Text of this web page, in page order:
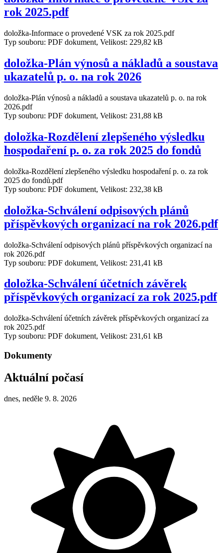
rok 2025.pdf
doložka-Informace o provedené VSK za rok 2025.pdf
Typ souboru: PDF dokument, Velikost: 229,82 kB
doložka-Plán výnosů a nákladů a soustava
ukazatelů p. o. na rok 2026
doložka-Plán výnosů a nákladů a soustava ukazatelů p. o. na rok
2026.pdf
Typ souboru: PDF dokument, Velikost: 231,88 kB
doložka-Rozdělení zlepšeného výsledku
hospodaření p. o. za rok 2025 do fondů
doložka-Rozdělení zlepšeného výsledku hospodaření p. o. za rok
2025 do fondů.pdf
Typ souboru: PDF dokument, Velikost: 232,38 kB
doložka-Schválení odpisových plánů
příspěvkových organizací na rok 2026.pdf
doložka-Schválení odpisových plánů příspěvkových organizací na
rok 2026.pdf
Typ souboru: PDF dokument, Velikost: 231,41 kB
doložka-Schválení účetních závěrek
příspěvkových organizací za rok 2025.pdf
doložka-Schválení účetních závěrek příspěvkových organizací za
rok 2025.pdf
Typ souboru: PDF dokument, Velikost: 231,61 kB
Dokumenty
Aktuální počasí
dnes, neděle 9. 8. 2026